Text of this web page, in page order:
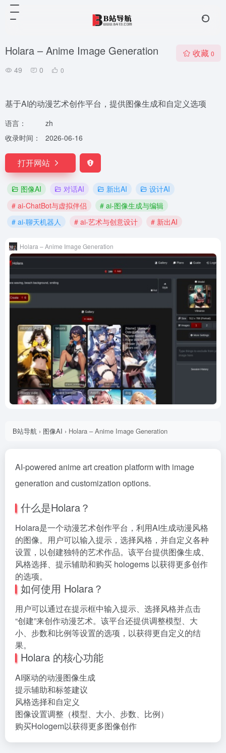
Holara – Anime Image Generation
49 0 0
收藏 0
基于AI的动漫艺术创作平台，提供图像生成和自定义选项
语言：
zh
收录时间：
2026-06-16
打开网站
图像AI 对话AI 新出AI
设计AI
# ai-ChatBot与虚拟伴侣
# ai-图像生成与编辑
# ai-聊天机器人
# ai-艺术与创意设计 # 新出AI
Holara – Anime Image Generation
B站导航 › 图像AI › Holara – Anime Image Generation
AI-powered anime art creation platform with image
generation and customization options.
什么是Holara？
Holara是一个动漫艺术创作平台，利用AI生成动漫风格
的图像。用户可以输入提示，选择风格，并自定义各种
设置，以创建独特的艺术作品。该平台提供图像生成、
风格选择、提示辅助和购买 hologems 以获得更多创作
的选项。
如何使用 Holara？
用户可以通过在提示框中输入提示、选择风格并点击
“创建”来创作动漫艺术。该平台还提供调整模型、大
小、步数和比例等设置的选项，以获得更自定义的结
果。
Holara 的核心功能
AI驱动的动漫图像生成
提示辅助和标签建议
风格选择和自定义
图像设置调整（模型、大小、步数、比例）
购买Hologem以获得更多图像创作